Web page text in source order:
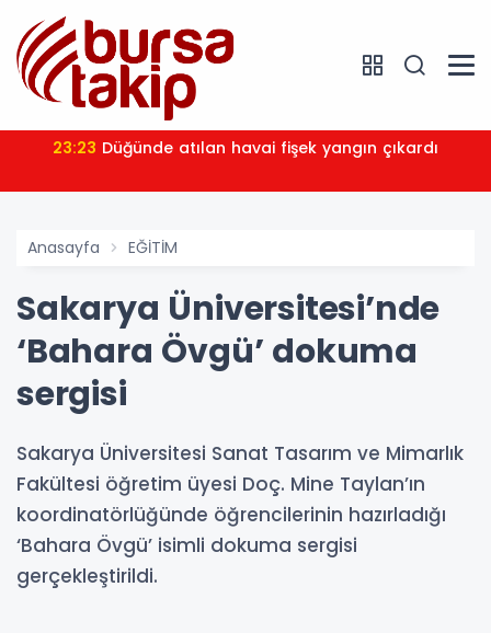
23:23 Düğünde atılan havai fişek yangın çıkardı
Anasayfa EĞİTİM
Sakarya Üniversitesi’nde
‘Bahara Övgü’ dokuma
sergisi
Sakarya Üniversitesi Sanat Tasarım ve Mimarlık
Fakültesi öğretim üyesi Doç. Mine Taylan’ın
koordinatörlüğünde öğrencilerinin hazırladığı
‘Bahara Övgü’ isimli dokuma sergisi
gerçekleştirildi.